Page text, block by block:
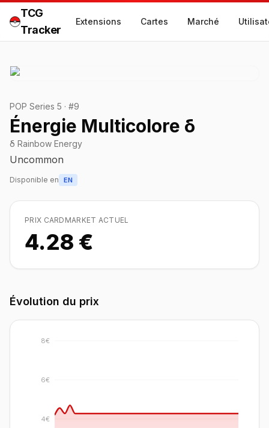
TCG
Tracker
Extensions Cartes Marché
POP Series 5 · #9
Énergie Multicolore δ
δ Rainbow Energy
Uncommon
Disponible en EN
PRIX CARDMARKET ACTUEL
4.28 €
Évolution du prix
4€
6€
8€